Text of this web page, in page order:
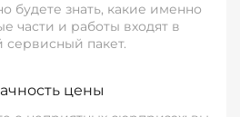
будете знать, какие именно
части и работы входят в
сервисный пакет.
цены